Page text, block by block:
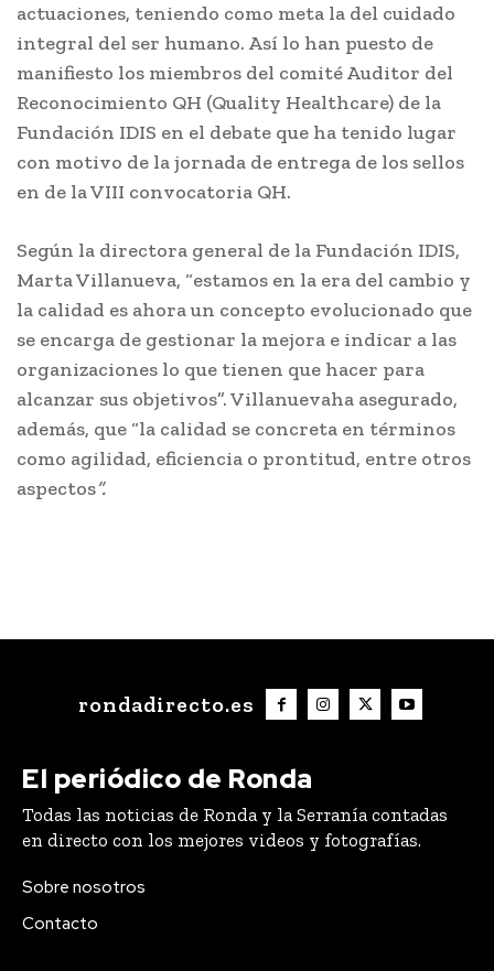
actuaciones, teniendo como meta la del cuidado
integral del ser humano. Así lo han puesto de
manifiesto los miembros del comité Auditor del
Reconocimiento QH (Quality Healthcare) de la
Fundación IDIS en el debate que ha tenido lugar
con motivo de la jornada de entrega de los sellos
en de la VIII convocatoria QH.
Según la directora general de la Fundación IDIS,
Marta Villanueva, “estamos en la era del cambio y
la calidad es ahora un concepto evolucionado que
se encarga de gestionar la mejora e indicar a las
organizaciones lo que tienen que hacer para
alcanzar sus objetivos”. Villanuevaha asegurado,
además, que “la calidad se concreta en términos
como agilidad, eficiencia o prontitud, entre otros
aspectos”.
rondadirecto.es
El periódico de Ronda
Todas las noticias de Ronda y la Serranía contadas
en directo con los mejores videos y fotografías.
Sobre nosotros
Contacto